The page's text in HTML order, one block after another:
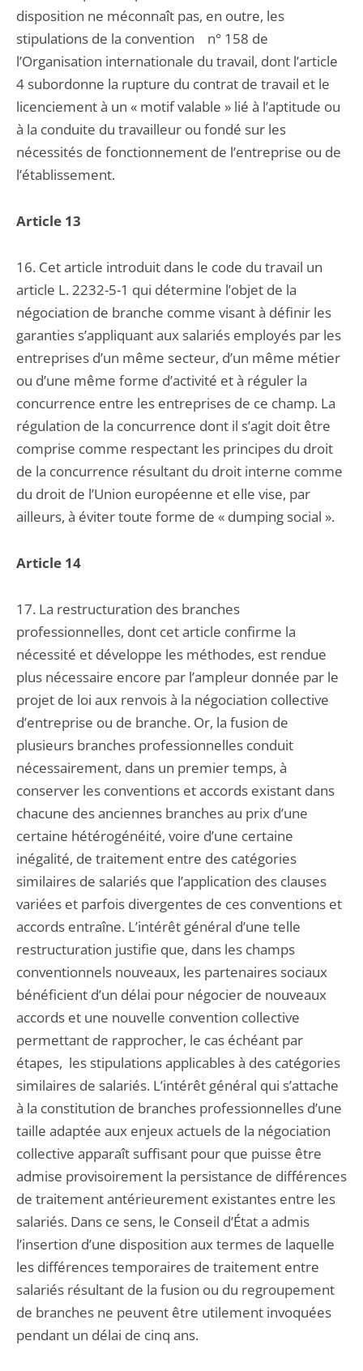
disposition ne méconnaît pas, en outre, les
stipulations de la convention n° 158 de
l’Organisation internationale du travail, dont l’article
4 subordonne la rupture du contrat de travail et le
licenciement à un « motif valable » lié à l’aptitude ou
à la conduite du travailleur ou fondé sur les
nécessités de fonctionnement de l’entreprise ou de
l’établissement.
Article 13
16. Cet article introduit dans le code du travail un
article L. 2232-5-1 qui détermine l’objet de la
négociation de branche comme visant à définir les
garanties s’appliquant aux salariés employés par les
entreprises d’un même secteur, d’un même métier
ou d’une même forme d’activité et à réguler la
concurrence entre les entreprises de ce champ. La
régulation de la concurrence dont il s’agit doit être
comprise comme respectant les principes du droit
de la concurrence résultant du droit interne comme
du droit de l’Union européenne et elle vise, par
ailleurs, à éviter toute forme de « dumping social ».
Article 14
17. La restructuration des branches
professionnelles, dont cet article confirme la
nécessité et développe les méthodes, est rendue
plus nécessaire encore par l’ampleur donnée par le
projet de loi aux renvois à la négociation collective
d’entreprise ou de branche. Or, la fusion de
plusieurs branches professionnelles conduit
nécessairement, dans un premier temps, à
conserver les conventions et accords existant dans
chacune des anciennes branches au prix d’une
certaine hétérogénéité, voire d’une certaine
inégalité, de traitement entre des catégories
similaires de salariés que l’application des clauses
variées et parfois divergentes de ces conventions et
accords entraîne. L’intérêt général d’une telle
restructuration justifie que, dans les champs
conventionnels nouveaux, les partenaires sociaux
bénéficient d’un délai pour négocier de nouveaux
accords et une nouvelle convention collective
permettant de rapprocher, le cas échéant par
étapes, les stipulations applicables à des catégories
similaires de salariés. L’intérêt général qui s’attache
à la constitution de branches professionnelles d’une
taille adaptée aux enjeux actuels de la négociation
collective apparaît suffisant pour que puisse être
admise provisoirement la persistance de différences
de traitement antérieurement existantes entre les
salariés. Dans ce sens, le Conseil d’État a admis
l’insertion d’une disposition aux termes de laquelle
les différences temporaires de traitement entre
salariés résultant de la fusion ou du regroupement
de branches ne peuvent être utilement invoquées
pendant un délai de cinq ans.